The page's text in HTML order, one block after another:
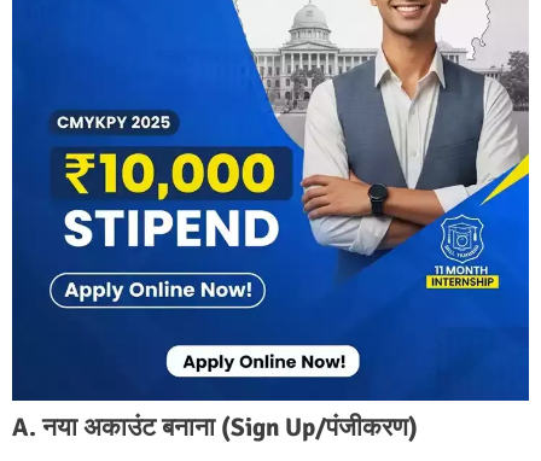
A. नया अकाउंट बनाना (Sign Up/पंजीकरण)